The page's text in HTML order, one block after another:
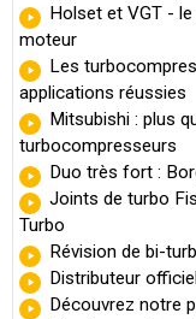
Holset et VGT -
moteur
Les
applications réussies
Mitsubishi : plus
turbocompresseurs
Duo très fort :
Joints de turbo
Turbo
Révision de bi-
Distributeur
Découvrez notre